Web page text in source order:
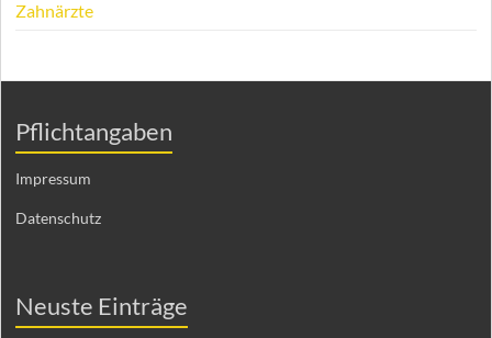
Zahnärzte
Pflichtangaben
Impressum
Datenschutz
Neuste Einträge